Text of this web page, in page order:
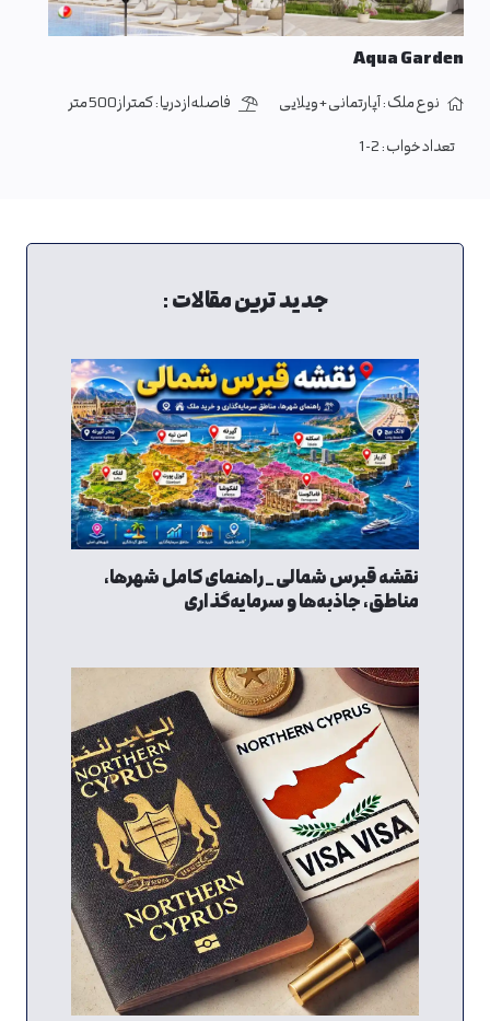
Aqua Garden
نوع ملک :آپارتمانی + ویلایی فاصله از دریا :کمتر از 500 متر
تعداد خواب :1-2
جدید ترین مقالات :
نقشه قبرس شمالی _ راهنمای کامل شهرها،
مناطق، جاذبه‌ها و سرمایه‌گذاری